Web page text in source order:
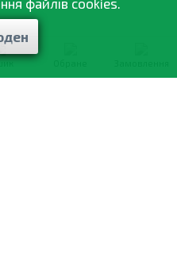
файлів cookies.